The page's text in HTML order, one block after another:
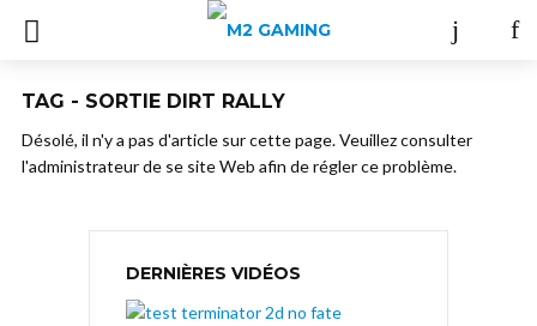
TAG - SORTIE DIRT RALLY
Désolé, il n'y a pas d'article sur cette page. Veuillez consulter
l'administrateur de se site Web afin de régler ce problème.
DERNIÈRES VIDÉOS